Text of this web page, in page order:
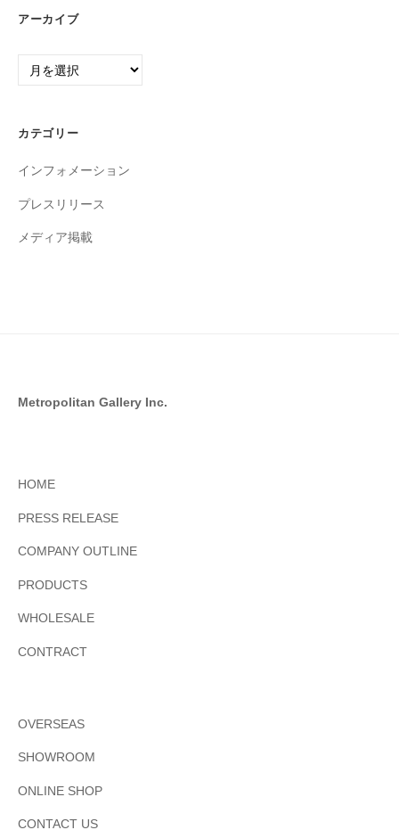
アーカイブ
ア
ブ
カテゴリー
インフォメーション
プレスリリース
メディア掲載
Metropolitan Gallery Inc.
HOME
PRESS RELEASE
COMPANY OUTLINE
PRODUCTS
WHOLESALE
CONTRACT
OVERSEAS
SHOWROOM
ONLINE SHOP
CONTACT US